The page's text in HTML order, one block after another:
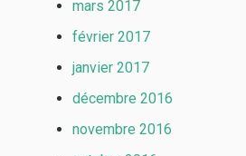
mars 2017
février 2017
janvier 2017
décembre 2016
novembre 2016